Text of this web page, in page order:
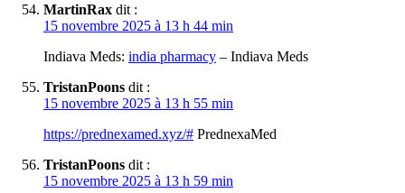
MartinRax dit :
15 novembre 2025 à 13 h 44 min
Indiava Meds: india pharmacy – Indiava Meds
TristanPoons dit :
15 novembre 2025 à 13 h 55 min
https://prednexamed.xyz/# PrednexaMed
TristanPoons dit :
15 novembre 2025 à 13 h 59 min